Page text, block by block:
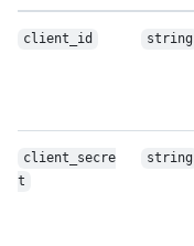
client_id string
client_secre
t
string